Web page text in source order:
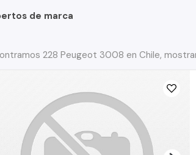
de marca
228 Peugeot 3008 en Chile,